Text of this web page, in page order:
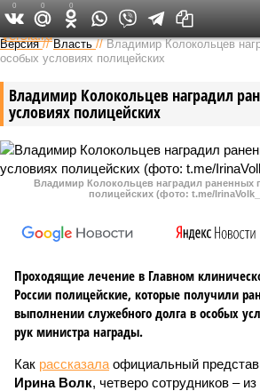
Федеральный выпуск
Версия //Власть //Владимир Колокольцев
особых условиях полицейских
Владимир Колокольцев наградил
условиях полицейских
Владимир Колокольцев наградил раненных
полицейских (фото: t.me/
Проходящие лечение в Главном
России полицейские, которые получили
выполнении служебного долга в особых
рук министра награды.
Как рассказала официальный
Ирина Волк, четверо сотрудников –
0 0 0